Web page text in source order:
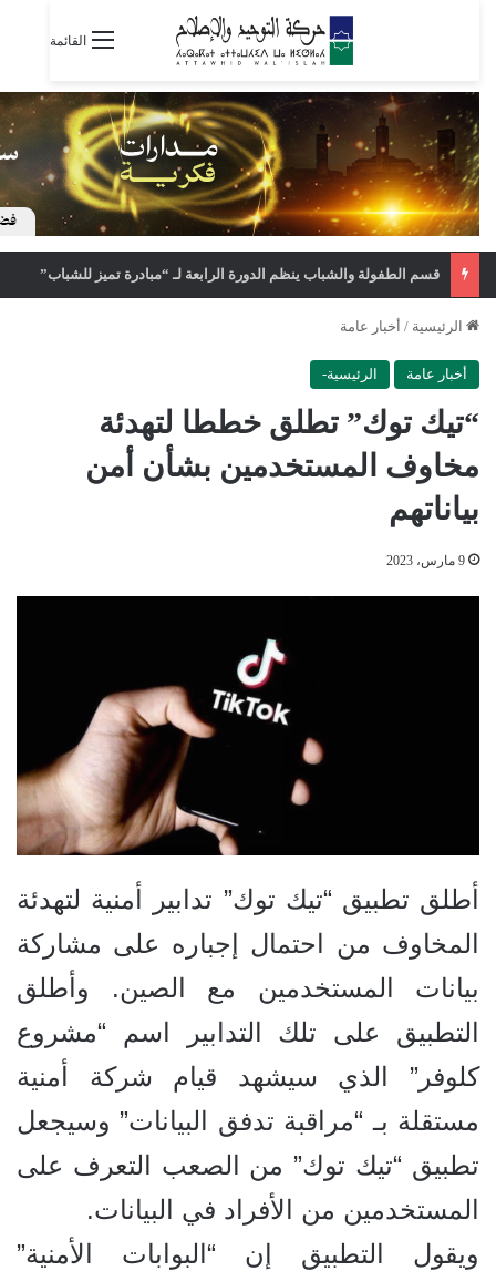
القائمة
قسم الطفولة والشباب ينظم الدورة الرابعة لـ “مبادرة تميز للشباب”
الرئيسية / أخبار عامة
أخبار عامة الرئيسية-
“تيك توك” تطلق خططا لتهدئة
مخاوف المستخدمين بشأن أمن
بياناتهم
9 مارس، 2023
أطلق تطبيق “تيك توك” تدابير أمنية لتهدئة
المخاوف من احتمال إجباره على مشاركة
بيانات المستخدمين مع الصين. وأطلق
التطبيق على تلك التدابير اسم “مشروع
كلوفر” الذي سيشهد قيام شركة أمنية
مستقلة بـ “مراقبة تدفق البيانات” وسيجعل
تطبيق “تيك توك” من الصعب التعرف على
المستخدمين من الأفراد في البيانات.
ويقول التطبيق إن “البوابات الأمنية”